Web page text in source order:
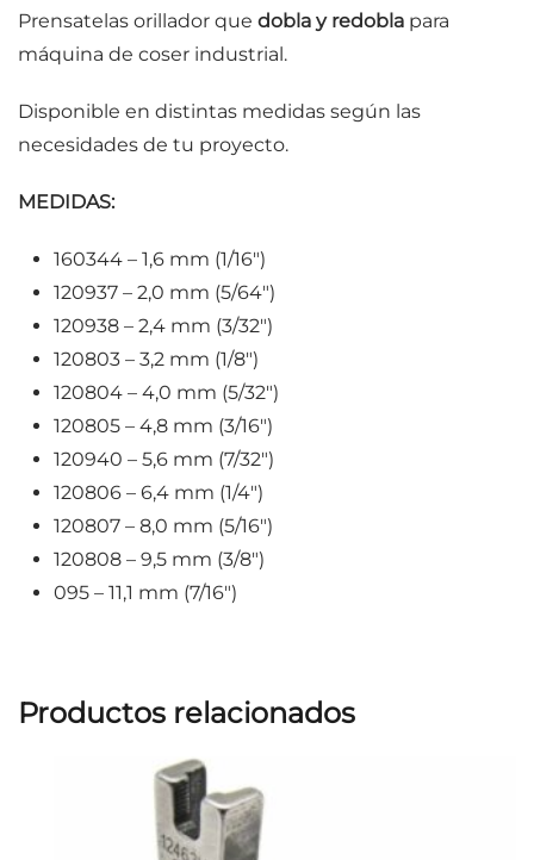
Prensatelas orillador que dobla y redobla para
máquina de coser industrial.
Disponible en distintas medidas según las
necesidades de tu proyecto.
MEDIDAS:
160344 – 1,6 mm (1/16″)
120937 – 2,0 mm (5/64″)
120938 – 2,4 mm (3/32″)
120803 – 3,2 mm (1/8″)
120804 – 4,0 mm (5/32″)
120805 – 4,8 mm (3/16″)
120940 – 5,6 mm (7/32″)
120806 – 6,4 mm (1/4″)
120807 – 8,0 mm (5/16″)
120808 – 9,5 mm (3/8″)
095 – 11,1 mm (7/16″)
Productos relacionados